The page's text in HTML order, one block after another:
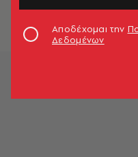
Αποδέχομαι την
Δεδομένων